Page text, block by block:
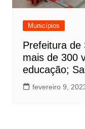
Municípios
Prefeitura de
mais de 300
educação;
fevereiro 9,